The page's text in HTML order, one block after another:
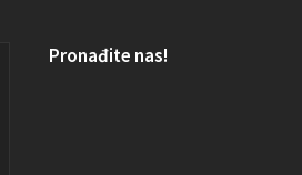
Pronađite nas!